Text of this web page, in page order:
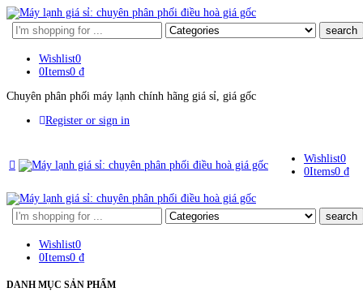
Search
here
Wishlist0
0Items0 ₫
Chuyên phân phối máy lạnh chính hãng giá sỉ, giá gốc
Register or sign in
Wishlist0
0Items0 ₫
Search
here
Wishlist0
0Items0 ₫
DANH MỤC SẢN PHẨM